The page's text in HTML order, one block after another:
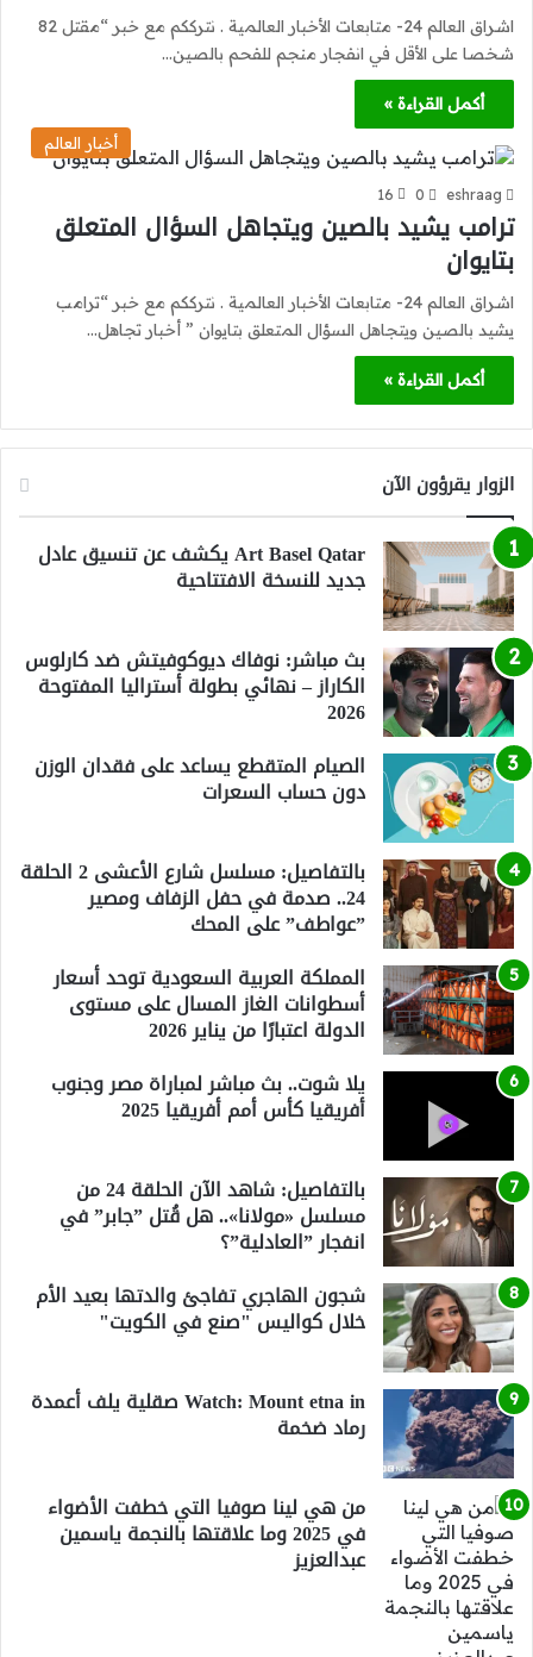
اشراق العالم 24- متابعات الأخبار العالمية . نترككم مع خبر “مقتل 82
شخصا على الأقل في انفجار منجم للفحم بالصين…
أكمل القراءة »
أخبار العالم
eshraag
0
16
ترامب يشيد بالصين ويتجاهل السؤال المتعلق
بتايوان
اشراق العالم 24- متابعات الأخبار العالمية . نترككم مع خبر “ترامب
يشيد بالصين ويتجاهل السؤال المتعلق بتايوان ” أخبار تجاهل…
أكمل القراءة »
الزوار يقرؤون الآن
Art Basel Qatar يكشف عن تنسيق عادل
جديد للنسخة الافتتاحية
بث مباشر: نوفاك ديوكوفيتش ضد كارلوس
الكاراز – نهائي بطولة أستراليا المفتوحة
2026
الصيام المتقطع يساعد على فقدان الوزن
دون حساب السعرات
بالتفاصيل: مسلسل شارع الأعشى 2 الحلقة
24.. صدمة في حفل الزفاف ومصير
”عواطف” على المحك
المملكة العربية السعودية توحد أسعار
أسطوانات الغاز المسال على مستوى
الدولة اعتبارًا من يناير 2026
يلا شوت.. بث مباشر لمباراة مصر وجنوب
أفريقيا كأس أمم أفريقيا 2025
بالتفاصيل: شاهد الآن الحلقة 24 من
مسلسل «مولانا».. هل قُتل ”جابر” في
انفجار ”العادلية”؟
شجون الهاجري تفاجئ والدتها بعيد الأم
خلال كواليس "صنع في الكويت"
Watch: Mount etna in صقلية يلف أعمدة
رماد ضخمة
من هي لينا صوفيا التي خطفت الأضواء
في 2025 وما علاقتها بالنجمة ياسمين
عبدالعزيز